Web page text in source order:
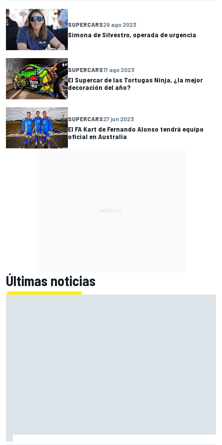
SUPERCARS29 ago 2023
Simona de Silvestro, operada de urgencia
SUPERCARS17 ago 2023
El Supercar de las Tortugas Ninja, ¿la mejor
decoración del año?
SUPERCARS27 jun 2023
El FA Kart de Fernando Alonso tendrá equipo
oficial en Australia
Últimas noticias